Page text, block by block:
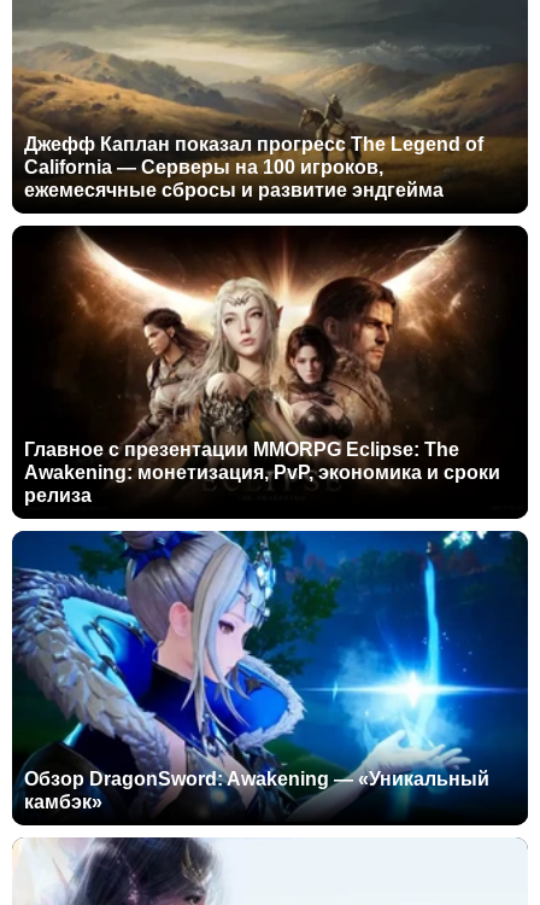
Джефф Каплан показал прогресс The Legend of
California — Серверы на 100 игроков,
ежемесячные сбросы и развитие эндгейма
Главное с презентации MMORPG Eclipse: The
Awakening: монетизация, PvP, экономика и сроки
релиза
Обзор DragonSword: Awakening — «Уникальный
камбэк»